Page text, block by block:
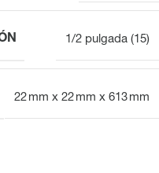
1/2 pulgada (15)
22 mm x 22 mm x 613 mm